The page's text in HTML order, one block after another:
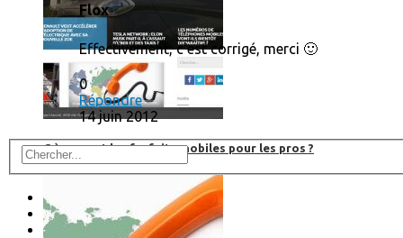
Où en sont les forfaits mobiles pour les pros ?
Flox
Effectivement, c’est corrigé, merci 🙂
0
Répondre
14 juin 2012